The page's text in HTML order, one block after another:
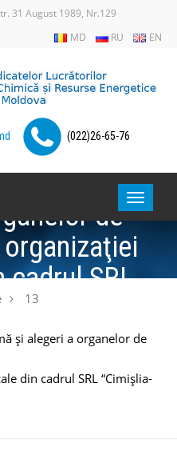
31 August 1989, Nr.129
MD
RU EN
(022)26-65-76
Toggle
de seamă şi
de
SRL
gaz”
13
şi alegeri a organelor de
din cadrul SRL “Cimișlia-